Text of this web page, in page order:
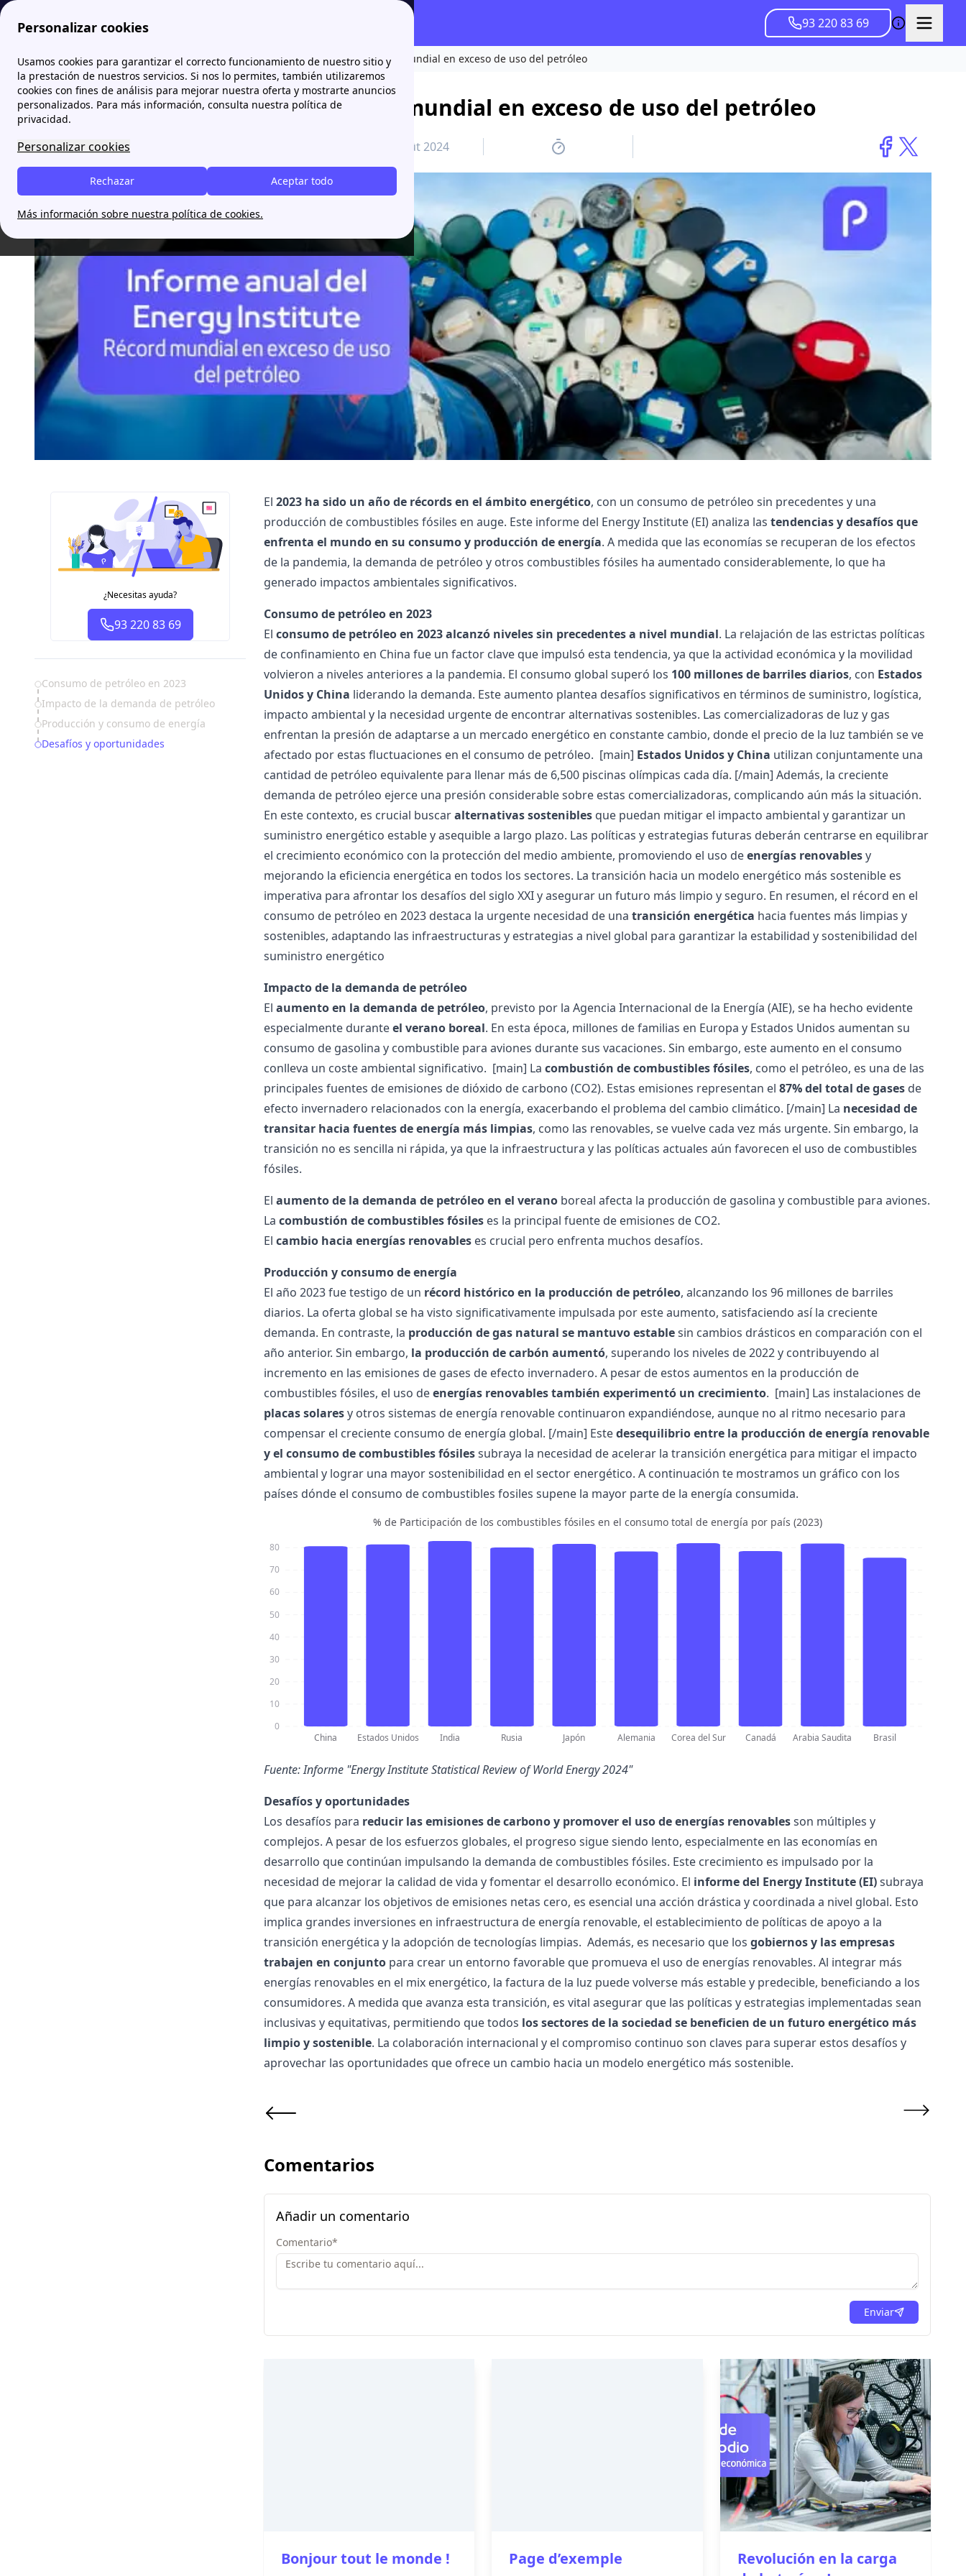
Personalizar cookies
Usamos cookies para garantizar el correcto funcionamiento de nuestro sitio y
la prestación de nuestros servicios. Si nos lo permites, también utilizaremos
cookies con fines de análisis para mejorar nuestra oferta y mostrarte anuncios
personalizados. Para más información, consulta nuestra política de
privacidad.
Personalizar cookies
Aceptar todo
Rechazar
Más información sobre nuestra política de cookies.
93 220 83 69
Papernest.es blog Informe de energía del EI: Récord mundial en exceso de uso del petróleo
Informe de energía del EI: Récord mundial en exceso de uso del petróleo
Inés Martorell 6 août 2024
¿Necesitas ayuda?
93 220 83 69
Table of Contents
Consumo de petróleo en 2023
Impacto de la demanda de petróleo
Producción y consumo de energía
Desafíos y oportunidades
El 2023 ha sido un año de récords en el ámbito energético, con un consumo de petróleo sin precedentes y una
producción de combustibles fósiles en auge. Este informe del Energy Institute (EI) analiza las tendencias y desafíos que
enfrenta el mundo en su consumo y producción de energía. A medida que las economías se recuperan de los efectos
de la pandemia, la demanda de petróleo y otros combustibles fósiles ha aumentado considerablemente, lo que ha
generado impactos ambientales significativos.
Consumo de petróleo en 2023
El consumo de petróleo en 2023 alcanzó niveles sin precedentes a nivel mundial. La relajación de las estrictas políticas
de confinamiento en China fue un factor clave que impulsó esta tendencia, ya que la actividad económica y la movilidad
volvieron a niveles anteriores a la pandemia. El consumo global superó los 100 millones de barriles diarios, con Estados
Unidos y China liderando la demanda. Este aumento plantea desafíos significativos en términos de suministro, logística,
impacto ambiental y la necesidad urgente de encontrar alternativas sostenibles. Las comercializadoras de luz y gas
enfrentan la presión de adaptarse a un mercado energético en constante cambio, donde el precio de la luz también se ve
afectado por estas fluctuaciones en el consumo de petróleo. [main] Estados Unidos y China utilizan conjuntamente una
cantidad de petróleo equivalente para llenar más de 6,500 piscinas olímpicas cada día. [/main] Además, la creciente
demanda de petróleo ejerce una presión considerable sobre estas comercializadoras, complicando aún más la situación.
En este contexto, es crucial buscaralternativas sostenibles que puedan mitigar el impacto ambiental y garantizar un
suministro energético estable y asequible a largo plazo. Las políticas y estrategias futuras deberán centrarse en equilibrar
el crecimiento económico con la protección del medio ambiente, promoviendo el uso deenergías renovablesy
mejorando la eficiencia energética en todos los sectores. La transición hacia un modelo energético más sostenible es
imperativa para afrontar los desafíos del siglo XXI y asegurar un futuro más limpio y seguro. En resumen, el récord en el
consumo de petróleo en 2023 destaca la urgente necesidad de una transición energética hacia fuentes más limpias y
sostenibles, adaptando las infraestructuras y estrategias a nivel global para garantizar la estabilidad y sostenibilidad del
suministro energético
Impacto de la demanda de petróleo
El aumento en la demanda de petróleo, previsto por la Agencia Internacional de la Energía (AIE), se ha hecho evidente
especialmente duranteel verano boreal. En esta época, millones de familias en Europa y Estados Unidos aumentan su
consumo de gasolina y combustible para aviones durante sus vacaciones. Sin embargo, este aumento en el consumo
conlleva un coste ambiental significativo. [main] La combustión de combustibles fósiles, como el petróleo, es una de las
principales fuentes de emisiones de dióxido de carbono (CO2). Estas emisiones representan el 87% del total de gases de
efecto invernadero relacionados con la energía, exacerbando el problema del cambio climático. [/main] La necesidad de
transitar hacia fuentes de energía más limpias, como las renovables, se vuelve cada vez más urgente. Sin embargo, la
transición no es sencilla ni rápida, ya que la infraestructura y las políticas actuales aún favorecen el uso de combustibles
fósiles.
El aumento de la demanda de petróleo en el verano boreal afecta la producción de gasolina y combustible para aviones.
La combustión de combustibles fósiles es la principal fuente de emisiones de CO2.
El cambio hacia energías renovables es crucial pero enfrenta muchos desafíos.
Producción y consumo de energía
El año 2023 fue testigo de un récord histórico en la producción de petróleo, alcanzando los 96 millones de barriles
diarios. La oferta global se ha visto significativamente impulsada por este aumento, satisfaciendo así la creciente
demanda. En contraste, la producción de gas natural se mantuvo establesin cambios drásticos en comparación con el
año anterior. Sin embargo, la producción de carbón aumentó, superando los niveles de 2022 y contribuyendo al
incremento en las emisiones de gases de efecto invernadero. A pesar de estos aumentos en la producción de
combustibles fósiles, el uso deenergías renovables también experimentó un crecimiento. [main] Las instalaciones de
placas solaresy otros sistemas de energía renovable continuaron expandiéndose, aunque no al ritmo necesario para
compensar el creciente consumo de energía global. [/main] Estedesequilibrio entre la producción de energía renovable
y el consumo de combustibles fósilessubraya la necesidad de acelerar la transición energética para mitigar el impacto
ambiental y lograr una mayor sostenibilidad en el sector energético. A continuación te mostramos un gráfico con los
países dónde el consumo de combustibles fosiles supene la mayor parte de la energía consumida.
% de Participación de los combustibles fósiles en el consumo total de energía por país (2023)
0
10
20
30
40
50
60
70
80
China Estados Unidos India Rusia Japón Alemania Corea del Sur Canadá Arabia Saudita Brasil
Fuente:Informe "Energy Institute Statistical Review of World Energy 2024"
Desafíos y oportunidades
Los desafíos para reducir las emisiones de carbono y promover el uso de energías renovablesson múltiples y
complejos. A pesar de los esfuerzos globales, el progreso sigue siendo lento, especialmente en las economías en
desarrollo que continúan impulsando la demanda de combustibles fósiles. Este crecimiento es impulsado por la
necesidad de mejorar la calidad de vida y fomentar el desarrollo económico. El informe del Energy Institute (EI)subraya
que para alcanzar los objetivos de emisiones netas cero, es esencial una acción drástica y coordinada a nivel global. Esto
implica grandes inversiones en infraestructura de energía renovable, el establecimiento de políticas de apoyo a la
transición energética y la adopción de tecnologías limpias. Además, es necesario que los gobiernos y las empresas
trabajen en conjunto para crear un entorno favorable que promueva el uso de energías renovables. Al integrar más
energías renovables en el mix energético, la factura de la luz puede volverse más estable y predecible, beneficiando a los
consumidores. A medida que avanza esta transición, es vital asegurar que las políticas y estrategias implementadas sean
inclusivas y equitativas, permitiendo que todos los sectores de la sociedad se beneficien de un futuro energético más
limpio y sostenible. La colaboración internacional y el compromiso continuo son claves para superar estos desafíos y
aprovechar las oportunidades que ofrece un cambio hacia un modelo energético más sostenible.
Comentarios
Añadir un comentario
Comentario*
Enviar
Bonjour tout le monde ! Page d’exemple
Revolución en la carga